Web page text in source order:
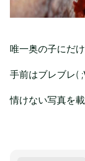
唯一奥の子にだ
手前はブレブレ(
情けない写真を